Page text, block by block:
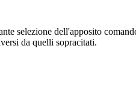
selezione dell'apposito
da quelli sopracitati.